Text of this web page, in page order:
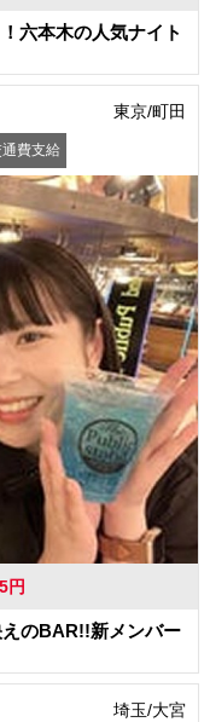
六本木の人気ナイト
東京/町田
費支給
円
のBAR!!新メンバー
埼玉/大宮